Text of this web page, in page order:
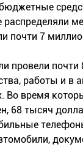
почти 7
провели
работы и в
Во время
68 тысяч